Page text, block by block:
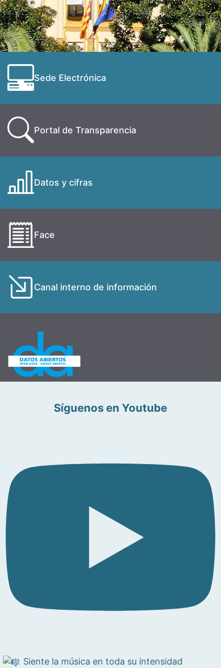
Sede Electrónica
Portal de Transparencia
Datos y cifras
Face
Canal interno de información
Síguenos en Youtube
Siente la música en toda su intensidad